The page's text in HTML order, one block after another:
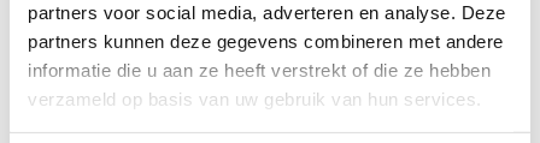
partners voor social media, adverteren en analyse. Deze
partners kunnen deze gegevens combineren met andere
informatie die u aan ze heeft verstrekt of die ze hebben
verzameld op basis van uw gebruik van hun services.
Extra bewerkingen toevoegen
Op bestelling kan Austria kan eenslotgatop standaard hoogte,
een 3-puntsluiting en een valdorpel in de Austria Saalbach Blank